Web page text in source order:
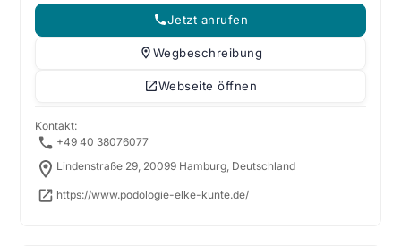
Jetzt anrufen
Wegbeschreibung
Webseite öffnen
Kontakt:
+49 40 38076077
Lindenstraße 29, 20099 Hamburg, Deutschland
https://www.podologie-elke-kunte.de/